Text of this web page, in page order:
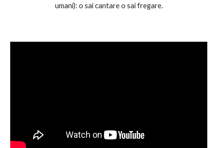
umani): o sai cantare o sai fregare.